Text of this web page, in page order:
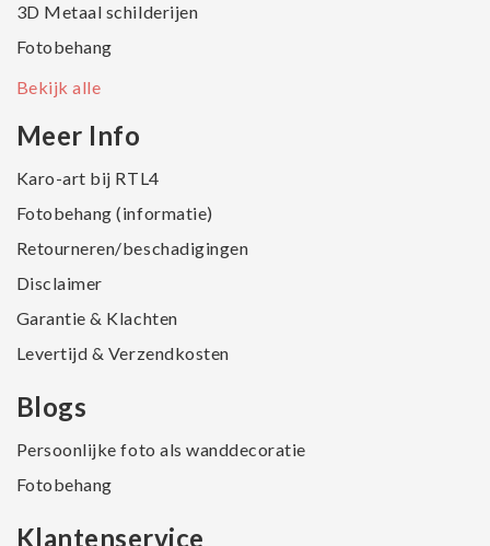
3D Metaal schilderijen
Fotobehang
Bekijk alle
Meer Info
Karo-art bij RTL4
Fotobehang (informatie)
Retourneren/beschadigingen
Disclaimer
Garantie & Klachten
Levertijd & Verzendkosten
Blogs
Persoonlijke foto als wanddecoratie
Fotobehang
Klantenservice